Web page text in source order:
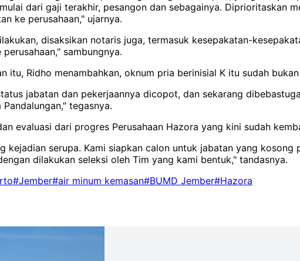
dari gaji terakhir, pesangon dan sebagainya. Diprioritaskan
ke perusahaan," ujarnya.
disaksikan notaris juga, termasuk kesepakatan-
sambungnya.
itu, Ridho menambahkan, oknum pria berinisial K itu sudah
jabatan dan pekerjaannya dicopot, dan sekarang
tegasnya.
evaluasi dari progres Perusahaan Hazora yang kini sudah
kejadian serupa. Kami siapkan calon untuk jabatan yang
dilakukan seleksi oleh Tim yang kami bentuk," tandasnya.
#Jember#air minum kemasan#BUMD Jember#Hazora